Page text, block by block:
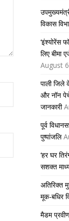
विकास
‘इंश्योरेंस
लिए बीमा
August
पाली जिले
और नॉन
जानकारी
पूर्व
पुष्पांजलि
‘हर घर
सशक्त
अतिरिक्त
मूक-बधिर
मैडम